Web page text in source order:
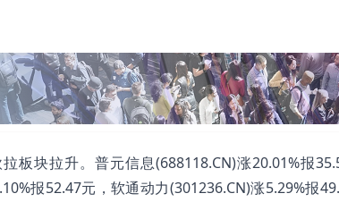
板块拉升。普元信息(688118.CN)涨20.01%报
报52.47元，软通动力(301236.CN)涨5.29%报